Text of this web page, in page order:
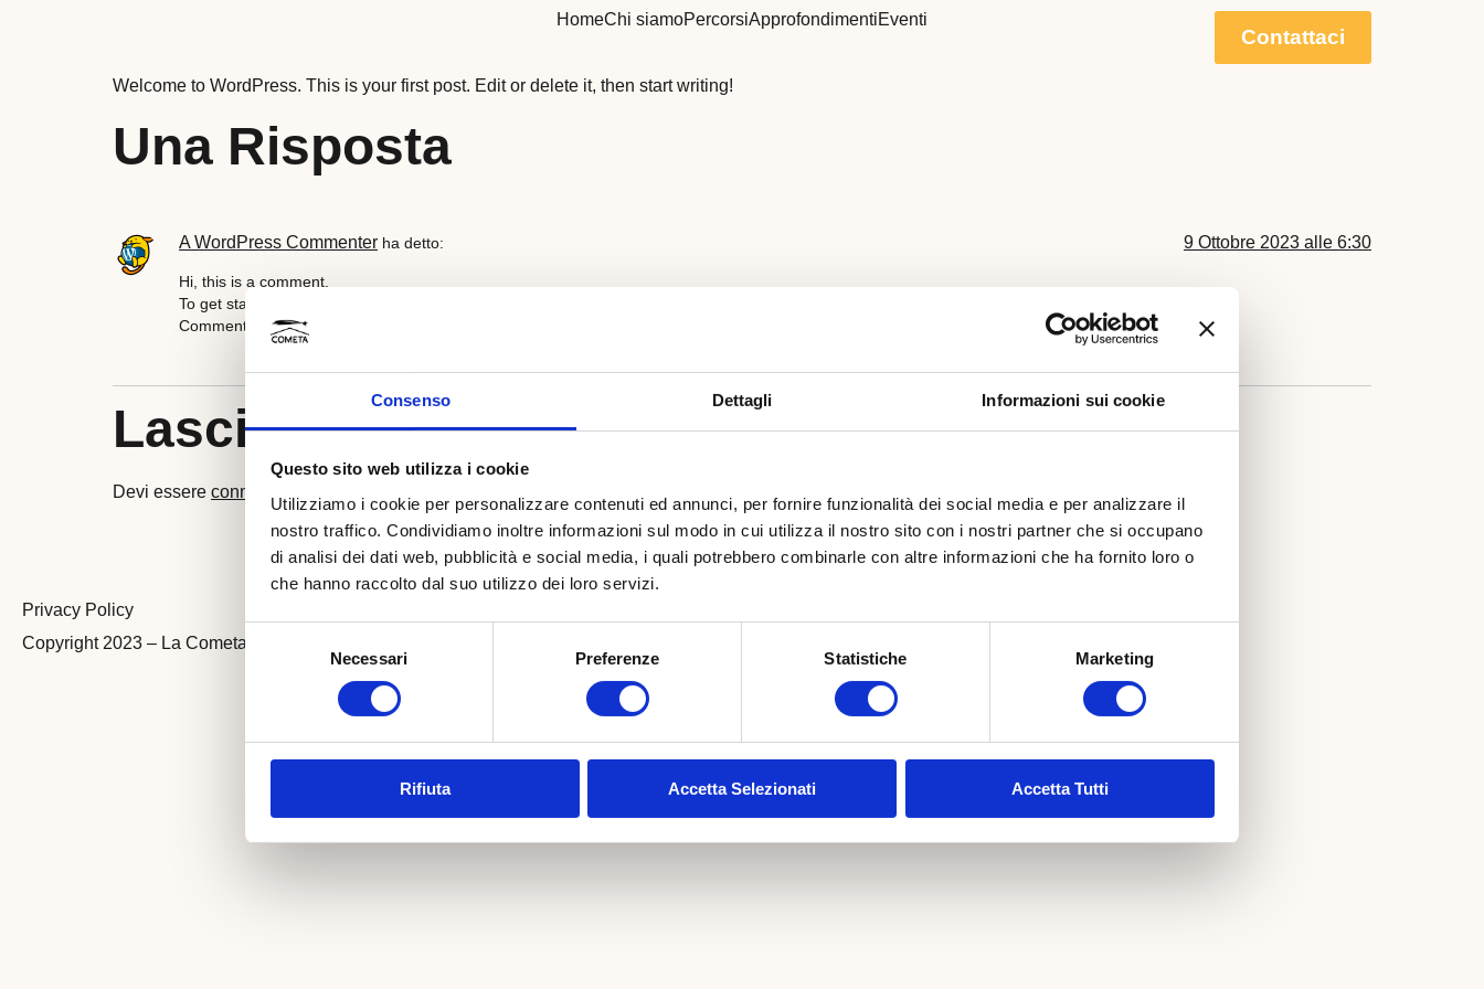
Consenso Dettagli Informazioni sui cookie
Questo sito web utilizza i cookie
Utilizziamo i cookie per personalizzare contenuti ed annunci, per fornire funzionalità dei social media e per analizzare il
nostro traffico. Condividiamo inoltre informazioni sul modo in cui utilizza il nostro sito con i nostri partner che si occupano
di analisi dei dati web, pubblicità e social media, i quali potrebbero combinarle con altre informazioni che ha fornito loro o
che hanno raccolto dal suo utilizzo dei loro servizi.
Necessari Preferenze Statistiche Marketing
Rifiuta Accetta Selezionati Accetta Tutti
HomeChi siamoPercorsiApprofondimentiEventi
Contattaci
Welcome to WordPress. This is your first post. Edit or delete it, then start writing!
Una Risposta
A WordPress Commenter ha detto: 9 Ottobre 2023 alle 6:30
Hi, this is a comment.
To get started with moderating, editing, and deleting comments, please visit the Comments screen in the dashboard.
Commenter avatars come from
Lascia Un Commento
Devi essere connesso
Privacy Policy
Copyright 2023 – La Cometa SCS​